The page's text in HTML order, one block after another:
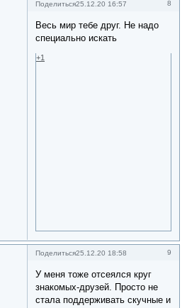
Поделиться 8
25.12.20 16:57
Весь мир тебе друг. Не надо
специально искать
+1
Поделиться 9
25.12.20 18:58
У меня тоже отсеялся круг
знакомых-друзей. Просто не
стала поддерживать скучные и